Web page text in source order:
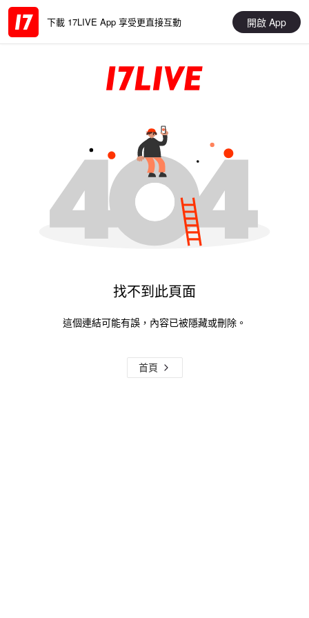
下載 17LIVE App 享受更直接互動 開啟 App
找不到此頁面
這個連結可能有誤，內容已被隱藏或刪除。
首頁